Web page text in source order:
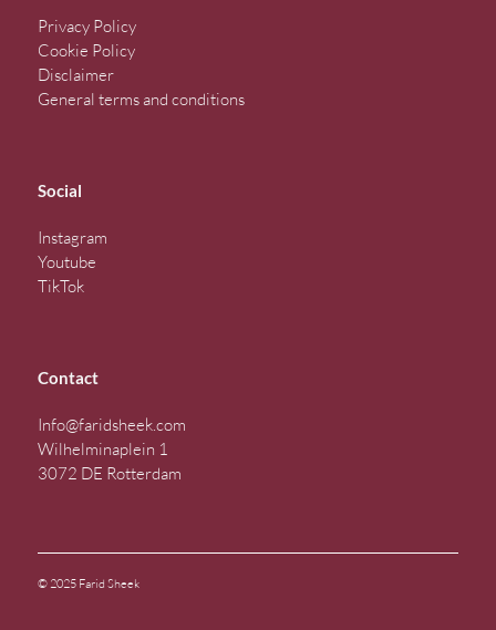
Privacy Policy
Cookie Policy
Disclaimer
General terms and conditions
Social
Instagram
Youtube
TikTok
Contact
Info@faridsheek.com
Wilhelminaplein 1
3072 DE Rotterdam
© 2025 Farid Sheek